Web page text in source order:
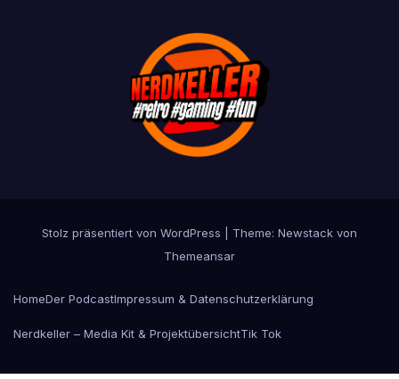
Stolz präsentiert von WordPress Theme: Newstack von
Themeansar
HomeDer PodcastImpressum & Datenschutzerklärung
Nerdkeller – Media Kit & ProjektübersichtTik Tok